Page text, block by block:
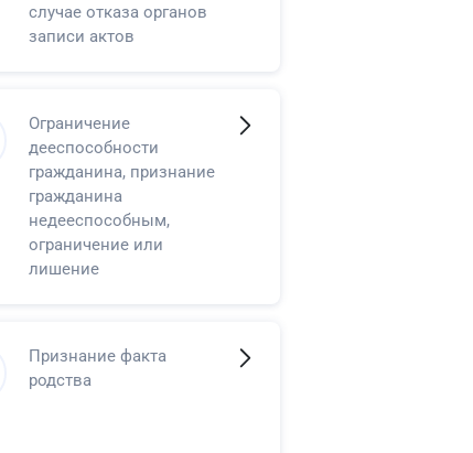
случае отказа органов
записи актов
Ограничение
дееспособности
гражданина, признание
гражданина
недееспособным,
ограничение или
лишение
восемнадцати лет права
самостоятельно
Признание факта
родства